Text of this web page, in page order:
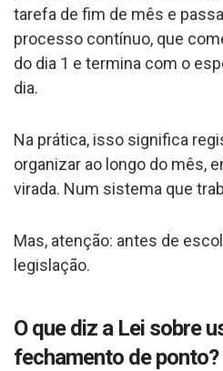
tarefa de fim de mês e
processo contínuo, que
do dia 1 e termina com o
dia.
Na prática, isso significa
organizar ao longo do mês,
virada. Num sistema que
Mas, atenção: antes de
legislação.
O que diz a Lei sobre
fechamento de ponto?